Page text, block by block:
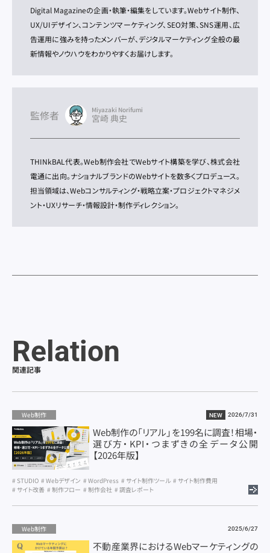
Digital Magazineの企画・執筆・編集をしています。Webサイト制作、
UX/UIデザイン、コンテンツマーケティング、SEO対策、SNS運用、広
告運用に強みを持ったメンバーが、デジタルマーケティング全般の最
新情報やノウハウをわかりやすくお届けします。
監修者 Miyazaki Norifumi
宮崎 典史
THINkBAL代表。Web制作会社でWebサイト構築を学び、株式会社
電通に出向。ナショナルブランドのWebサイトを数多くプロデュース。
担当領域は、Webコンサルティング・戦略立案・プロジェクトマネジメ
ント・UXリサーチ・情報設計・制作ディレクション。
Relation
関連記事
Web制作 NEW 2026/7/31
Web制作の「リアル」を199名に調査！相場・
選び方・KPI・つまずきの全データ公開
【2026年版】
STUDIO Webデザイン WordPress サイト制作ツール
サイト制作費用
サイト改善
制作フロー 制作会社 調査レポート
Web制作 2025/6/27
不動産業界におけるWebマーケティングの